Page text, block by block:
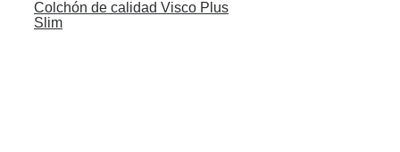
Colchón de calidad Visco Plus
Slim